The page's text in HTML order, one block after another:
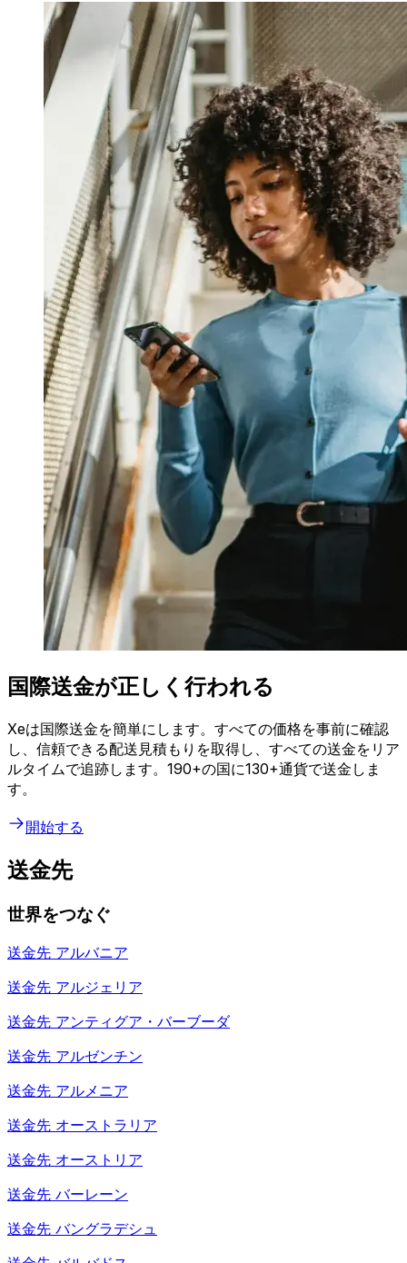
国際送金が正しく行われる
Xeは国際送金を簡単にします。すべての価格を事前に確認
し、信頼できる配送見積もりを取得し、すべての送金をリア
ルタイムで追跡します。190+の国に130+通貨で送金しま
す。
開始する
送金先
世界をつなぐ
送金先 アルバニア
送金先 アルジェリア
送金先 アンティグア・バーブーダ
送金先 アルゼンチン
送金先 アルメニア
送金先 オーストラリア
送金先 オーストリア
送金先 バーレーン
送金先 バングラデシュ